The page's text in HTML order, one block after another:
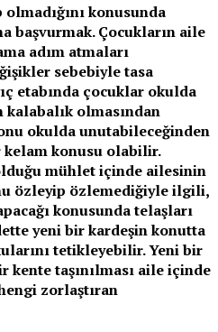
konusunda
başvurmak. Çocukların aile
adım atmaları
sebebiyle tasa
etabında çocuklar okulda
kalabalık olmasından
okulda unutabileceğinden
kelam konusu olabilir.
mühlet içinde ailesinin
özleyip özlemediğiyle ilgili,
konusunda telaşları
yeni bir kardeşin konutta
tetikleyebilir. Yeni bir
kente taşınılması aile içinde
zorlaştıran